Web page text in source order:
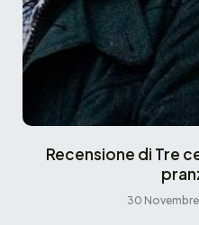
Recensione di Tre
30